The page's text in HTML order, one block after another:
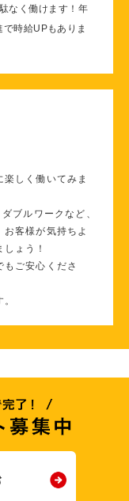
なく働けます！年
時給UPもありま
しく働いてみま
ブルワークなど、
客様が気持ちよ
ょう！
ご安心くださ